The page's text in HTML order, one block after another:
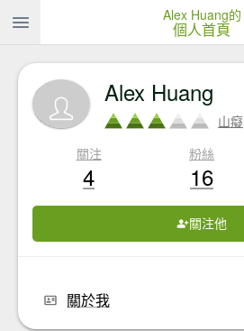
Alex Huang的
個人首頁
Alex Huang
山癡
關注
4
粉絲
16
關注他
關於我